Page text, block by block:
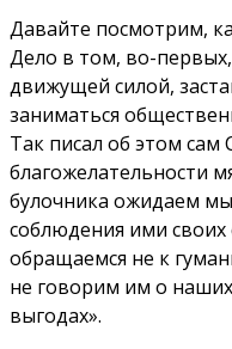
Давайте посмотрим,
Дело в том, во-первых,
движущей силой,
заниматься
Так писал об этом сам
благожелательности
булочника ожидаем
соблюдения ими
обращаемся не к
не говорим им о
выгодах».